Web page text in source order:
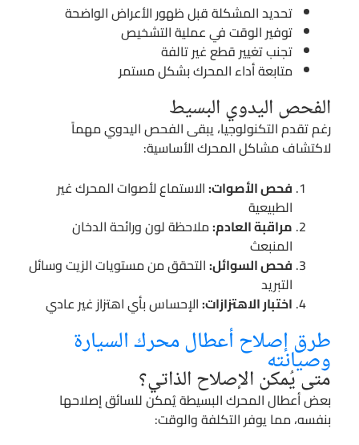
تحديد المشكلة قبل ظهور الأعراض الواضحة
توفير الوقت في عملية التشخيص
تجنب تغيير قطع غير تالفة
متابعة أداء المحرك بشكل مستمر
الفحص اليدوي البسيط
رغم تقدم التكنولوجيا، يبقى الفحص اليدوي مهماً
لاكتشاف مشاكل المحرك الأساسية:
فحص الأصوات:الاستماع لأصوات المحرك غير
الطبيعية
مراقبة العادم:ملاحظة لون ورائحة الدخان
المنبعث
فحص السوائل:التحقق من مستويات الزيت وسائل
التبريد
اختبار الاهتزازات:الإحساس بأي اهتزاز غير عادي
طرق إصلاح أعطال محرك السيارة
وصيانته
متى يُمكن الإصلاح الذاتي؟
بعض أعطال المحرك البسيطة يُمكن للسائق إصلاحها
بنفسه، مما يوفر التكلفة والوقت: